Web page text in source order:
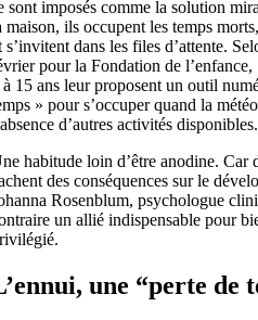
sont imposés comme la solution
maison, ils occupent les temps
s’invitent dans les files d’attente.
pour la Fondation de l’enfance,
15 ans leur proposent un outil
» pour s’occuper quand la
d’autres activités disponibles.
habitude loin d’être anodine. Car
des conséquences sur le
Rosenblum, psychologue
un allié indispensable pour
une “perte de